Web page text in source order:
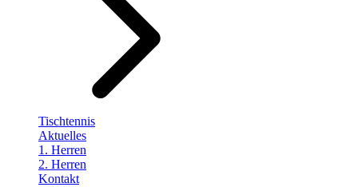
Tischtennis
Aktuelles
1. Herren
2. Herren
Kontakt